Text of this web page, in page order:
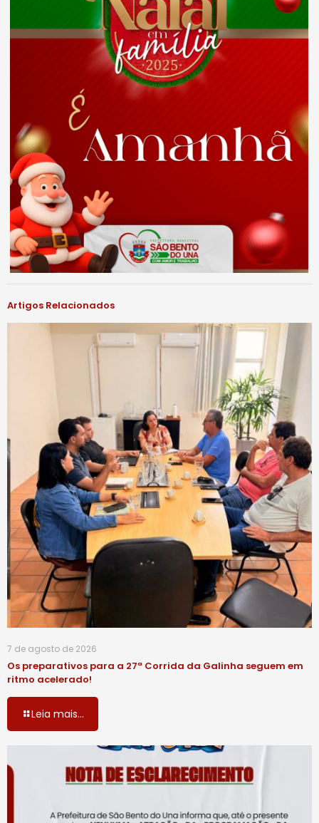
Artigos Relacionados
7 de agosto de 2026
Os preparativos para a 27ª Corrida da Galinha seguem em
ritmo acelerado!
Leia mais...